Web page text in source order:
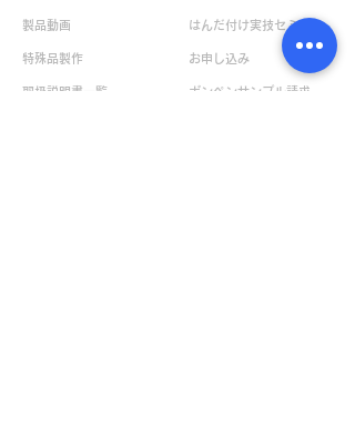
製品動画
特殊品製作
取扱説明書一覧
はんだ付け実技セミナー
お申し込み
ボンペンサンプル請求